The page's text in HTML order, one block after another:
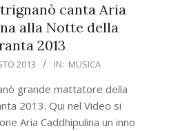
canta Aria
alla Notte della
2013
2013 IN: MUSICA
grande mattatore della
2013. Qui nel Video si
Aria Caddhipulina un inno